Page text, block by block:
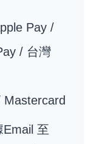
Pay /
/ 台灣
Mastercard
Email 至